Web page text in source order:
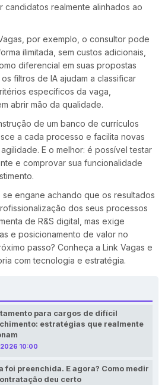
candidatos realmente alinhados ao
por exemplo, o consultor pode
ilimitada, sem custos adicionais,
diferencial em suas propostas
filtros de IA ajudam a classificar
específicos da vaga,
abrir mão da qualidade.
de um banco de currículos
a cada processo e facilita novas
E o melhor: é possível testar
e comprovar sua funcionalidade
se engane achando que os resultados
dos seus processos
de R&S digital, mas exige
e posicionamento de valor no
passo? Conheça aLink Vagas e
com tecnologia e estratégia.
para cargos de difícil
estratégias que realmente
10:00
foi preenchida. E agora? Como medir
deu certo